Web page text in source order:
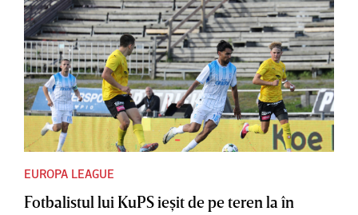
EUROPA LEAGUE
Fotbalistul lui KuPS ieşit de pe teren la în